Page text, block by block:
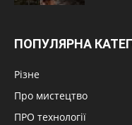
ПОПУЛЯРНА
Різне
Про мистецтво
ПРО технології